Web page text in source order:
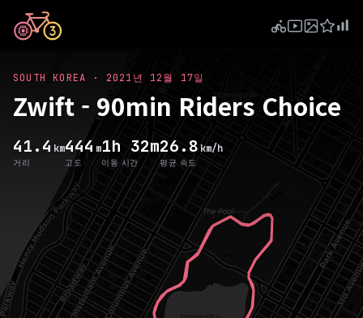
SOUTH KOREA · 2021년 12월 17일
Zwift - 90min Riders Choice
41.4 km
거리
444 m
고도
1h 32m
이동 시간
26.8km/h
평균 속도